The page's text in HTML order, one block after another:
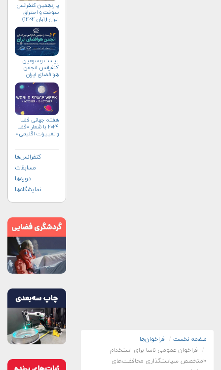
صفحه نخست
فراخوان‌ها
فراخوان عمومی ناسا برای استخدام
«متخصص سیاستگذاری محافظت‌های
یازدهمین کنفرانس
سوخت و احتراق
ایران (آبان‌ ۱۴۰۴)
بیست و سومین
کنفرانس انجمن
هوافضای ايران
هفته جهانی فضا
۲۰۲۴ با شعار «فضا
و تغییرات اقلیمی»
کنفرانس‌ها
مسابقات
دوره‌ها
نمایشگاه‌ها